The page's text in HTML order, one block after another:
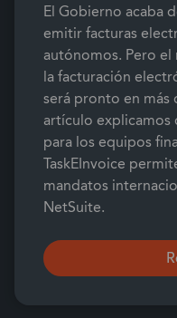
El Gobierno acaba
emitir facturas
autónomos. Pero el
la facturación
será pronto en más
artículo explicamos
para los equipos
TaskEInvoice
mandatos
NetSuite.